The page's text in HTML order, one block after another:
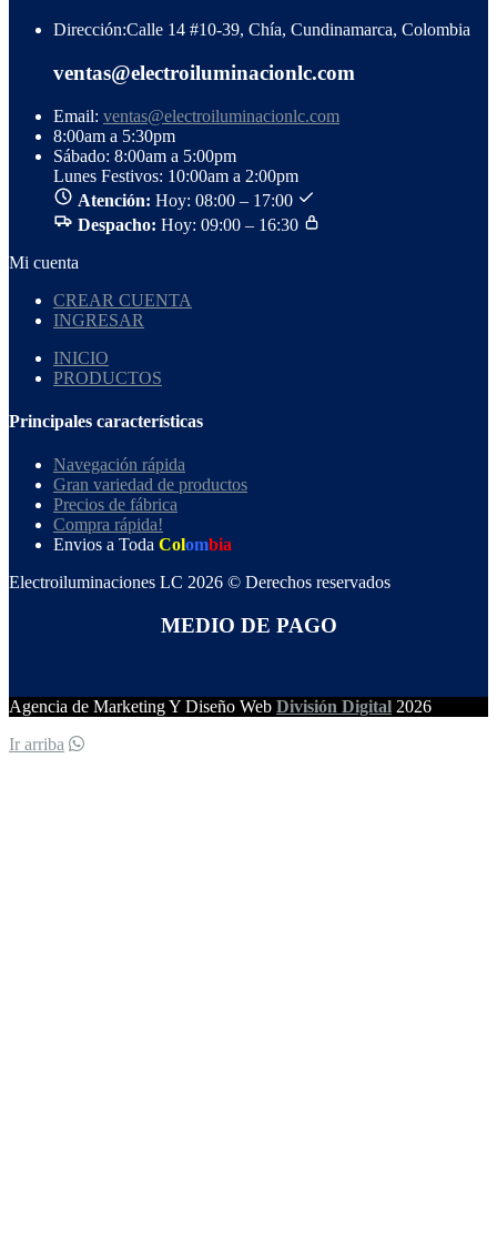
Dirección:Calle 14 #10-39, Chía, Cundinamarca, Colombia
ventas@electroiluminacionlc.com
Email: ventas@electroiluminacionlc.com
8:00am a 5:30pm
Sábado: 8:00am a 5:00pm
Lunes Festivos: 10:00am a 2:00pm
Atención: Hoy: 08:00 – 17:00
Despacho: Hoy: 09:00 – 16:30
Mi cuenta
CREAR CUENTA
INGRESAR
INICIO
PRODUCTOS
Principales características
Navegación rápida
Gran variedad de productos
Precios de fábrica
Compra rápida!
Envios a Toda Colombia
Electroiluminaciones LC 2026 © Derechos reservados
MEDIO DE PAGO
Agencia de Marketing Y Diseño Web División Digital 2026
Ir arriba